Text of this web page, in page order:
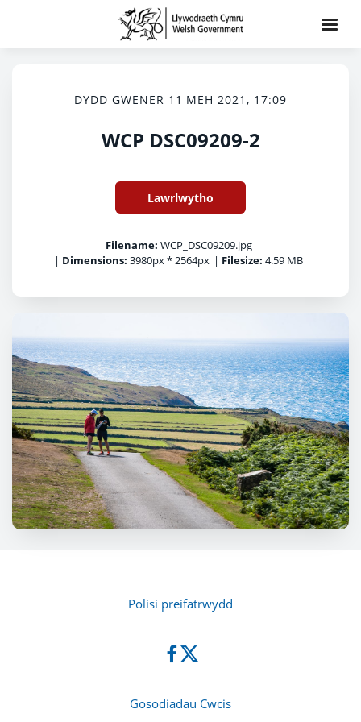
DYDD GWENER 11 MEH 2021, 17:09
WCP DSC09209-2
Lawrlwytho
Filename: WCP_DSC09209.jpg
| Dimensions: 3980px * 2564px | Filesize: 4.59 MB
Polisi preifatrwydd
Gosodiadau Cwcis